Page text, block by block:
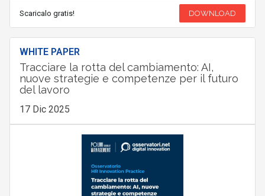
Scaricalo gratis! DOWNLOAD
WHITE PAPER
Tracciare la rotta del cambiamento: AI,
nuove strategie e competenze per il futuro
del lavoro
17 Dic 2025